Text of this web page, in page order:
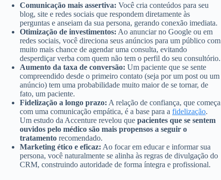
Comunicação mais assertiva: Você cria conteúdos para seu
blog, site e redes sociais que respondem diretamente às
perguntas e anseiam da sua persona, gerando conexão imediata.
Otimização de investimentos: Ao anunciar no Google ou em
redes sociais, você direciona seus anúncios para um público com
muito mais chance de agendar uma consulta, evitando
desperdiçar verba com quem não tem o perfil do seu consultório.
Aumento da taxa de conversão: Um paciente que se sente
compreendido desde o primeiro contato (seja por um post ou um
anúncio) tem uma probabilidade muito maior de se tornar, de
fato, um paciente.
Fidelização a longo prazo: A relação de confiança, que começa
com uma comunicação empática, é a base para a fidelização.
Um estudo da Accenture revelou que pacientes que se sentem
ouvidos pelo médico são mais propensos a seguir o
tratamento recomendado.
Marketing ético e eficaz: Ao focar em educar e informar sua
persona, você naturalmente se alinha às regras de divulgação do
CRM, construindo autoridade de forma íntegra e profissional.